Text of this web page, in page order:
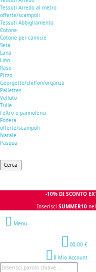
Tessuti Arredo al metro
offerte/scampoli
Tessuti Abbigliamento
Cotone
Cotone per camicie
Seta
Lana
Lino
Raso
Pizzo
Georgette/chiffon/organza
Pailettes
Velluto
Tulle
Feltro e pannolenci
Fodera
offerte/scampoli
Natale
Pasqua
Cerca
-10% DI SCONTO
Inserisci SUMMER10
Menu
00,00 €
Il Mio Account